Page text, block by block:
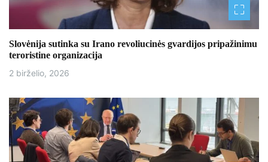
š
ų
Slovėnija sutinka su Irano revoliucinės gvardijos pripažinimu
teroristine organizacija
2 birželio, 2026